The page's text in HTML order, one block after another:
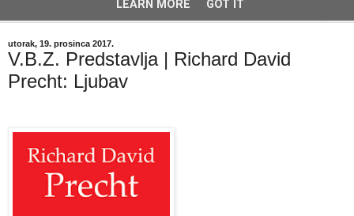
utorak, 19. prosinca 2017.
V.B.Z. Predstavlja | Richard David
Precht: Ljubav
LEARN MORE GOT IT